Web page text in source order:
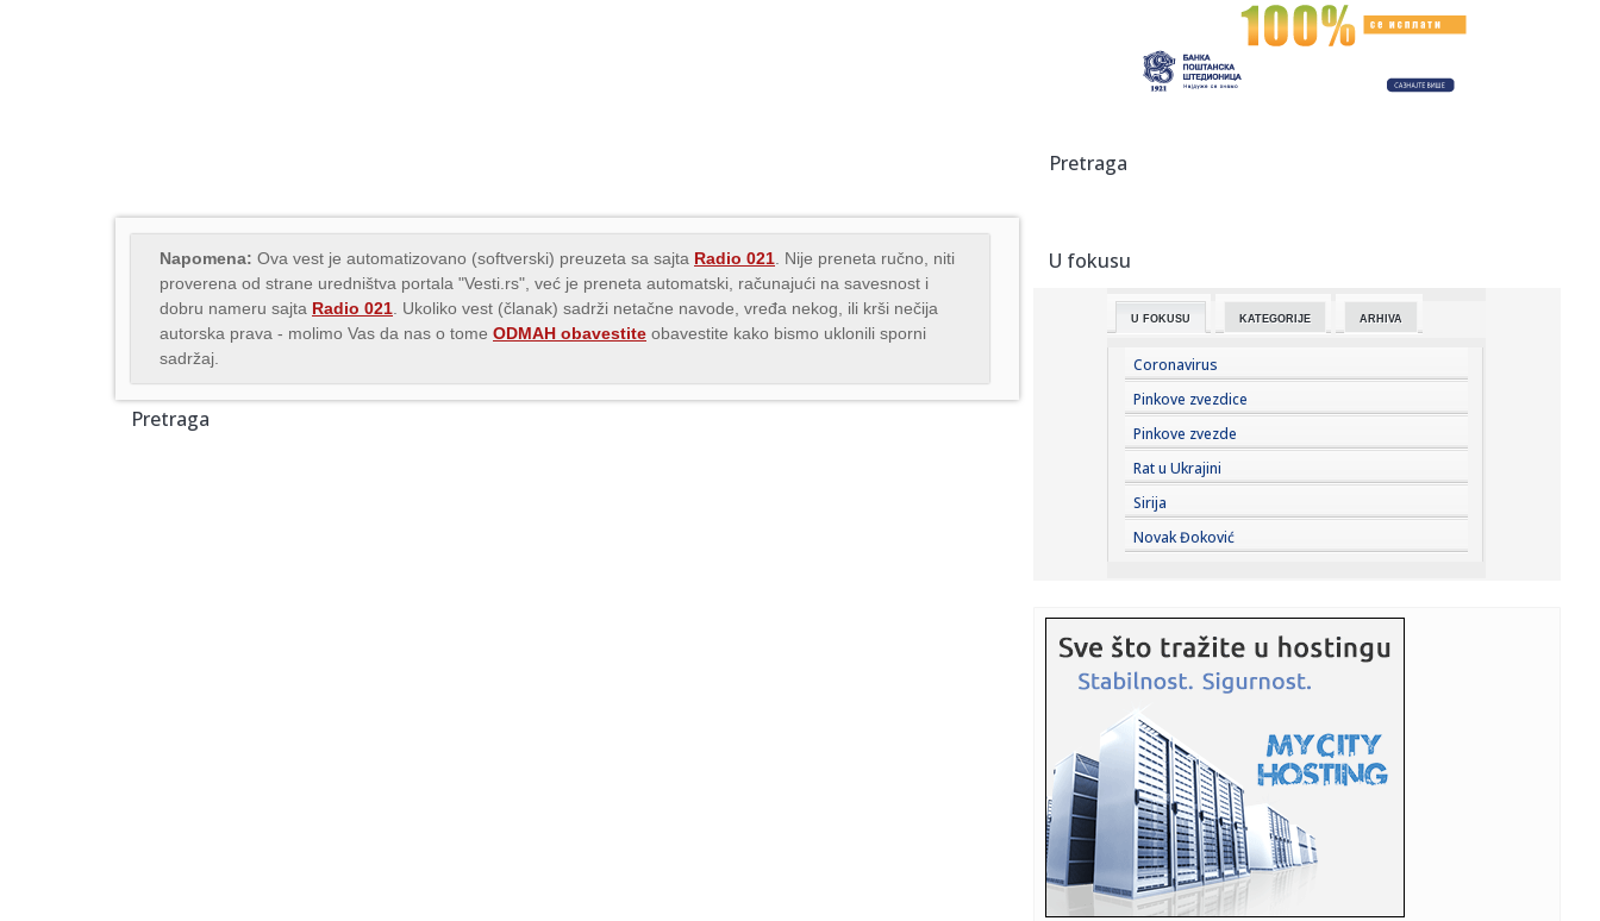
Napomena: Ova vest je automatizovano (softverski) preuzeta sa sajta Radio 021 . Nije preneta ručno, niti
proverena od strane uredništva portala "Vesti.rs", već je preneta automatski, računajući na savesnost i
dobru nameru sajta Radio 021 . Ukoliko vest (članak) sadrži netačne navode, vređa nekog, ili krši nečija
autorska prava - molimo Vas da nas o tome ODMAH obavestite obavestite kako bismo uklonili sporni
sadržaj.
Pretraga
Vučić u Belegišu, obilazi hram Prenosa moštiju Svetog oca
18:11:Vučić u poseti Belegišu! Građani srdačno dočekali
Prenosa...
18:07:
18:05:
OTKRIVEN UZROK SMRTI BRENDONA KLARKA: Posle skoro
18:01:Ako redovno trenirate, evo zašto bi sauna mogla da
postane deo v...
18:01:I Kokanović u nemilosti blokadera; Planiran za ministra
poljopri...
17:59:Zvijer uhvaćena na Bilećkom jezeru! Dugačak 2 metra,
težak 50...
17:51: Nova medalja za Srbiju
17:47:
17:45:Steve Hackett i Steve Rothery objavili video za „Red
Dragon“ ...
17:45:Turistima zasmetala kravlja zvona, gradonačelnik
odgovorio da se...
17:43:Prva poseta Zelenskog Beogradu: Najava jačanja
Pretraga
U fokusu
U FOKUSU KATEGORIJE ARHIVA
Coronavirus
Pinkove zvezdice
Pinkove zvezde
Rat u Ukrajini
Sirija
Novak Đoković